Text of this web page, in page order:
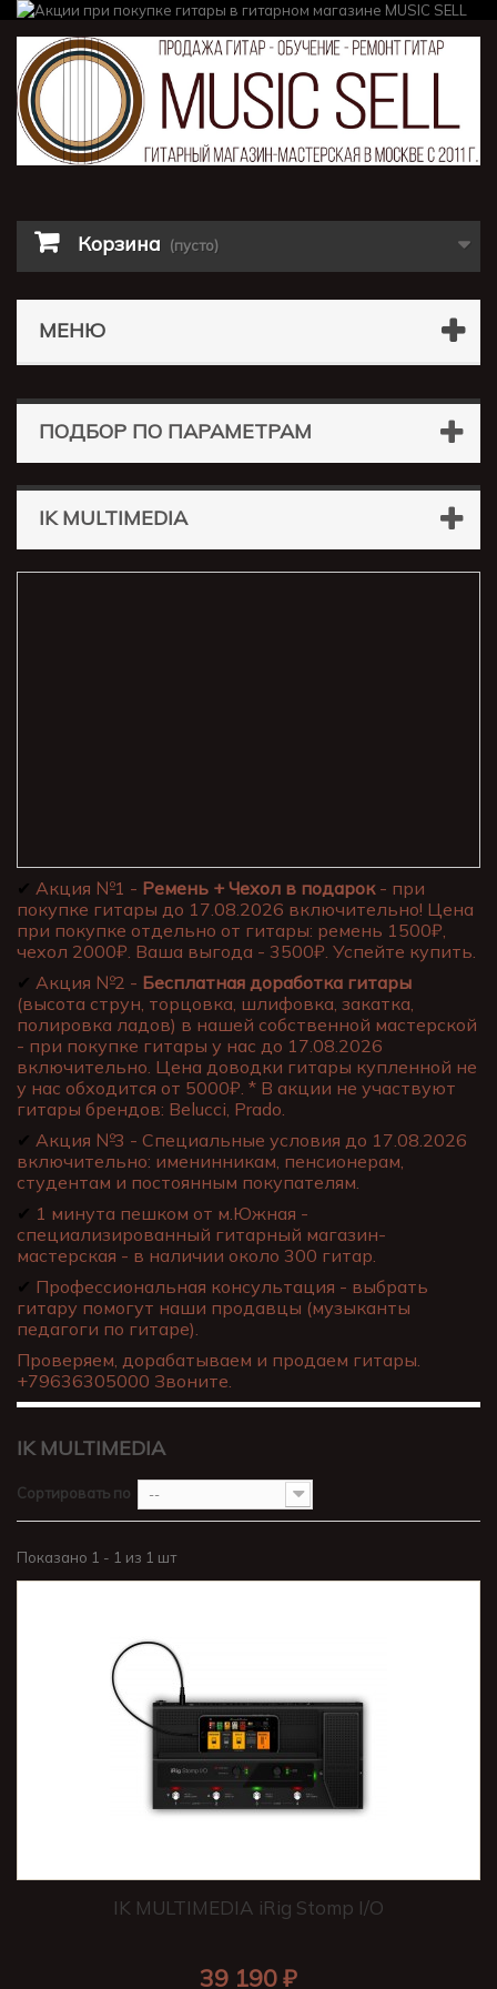
Корзина (пусто)
МЕНЮ
ПОДБОР ПО ПАРАМЕТРАМ
IK MULTIMEDIA
✔ Акция №1 - Ремень + Чехол в подарок- при
покупке гитары до 17.08.2026 включительно! Цена
при покупке отдельно от гитары: ремень 1500₽,
чехол 2000₽. Ваша выгода - 3500₽. Успейте купить.
✔ Акция №2 - Бесплатная доработка гитары
(высота струн, торцовка, шлифовка, закатка,
полировка ладов) в нашей собственной мастерской
- при покупке гитары у нас до 17.08.2026
включительно. Цена доводки гитары купленной не
у нас обходится от 5000₽. * В акции не участвуют
гитары брендов: Belucci, Prado.
✔ Акция №3 - Специальные условия до 17.08.2026
включительно: именинникам, пенсионерам,
студентам и постоянным покупателям.
✔ 1 минута пешком от м.Южная -
специализированный гитарный магазин-
мастерская - в наличии около 300 гитар.
✔ Профессиональная консультация - выбрать
гитару помогут наши продавцы (музыканты
педагоги по гитаре).
Проверяем, дорабатываем и продаем гитары.
+79636305000 Звоните.
IK MULTIMEDIA
Сортировать по --
Показано 1 - 1 из 1 шт
IK MULTIMEDIA iRig Stomp I/O
39 190 ₽